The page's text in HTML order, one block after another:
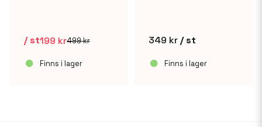
499 kr
199 kr
/ st
Finns i lager
349 kr/ st
Finns i lager